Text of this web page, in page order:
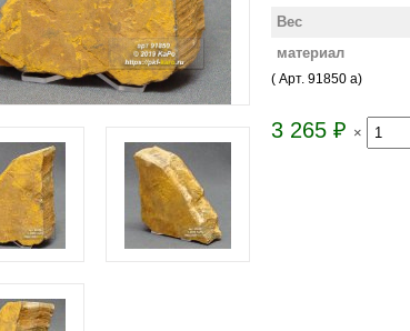
Вес
материал
( Арт. 91850 a)
3 265 ₽ ×